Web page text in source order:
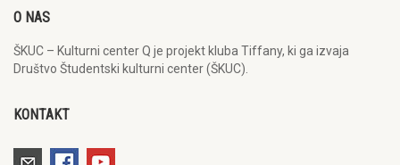
O NAS
ŠKUC – Kulturni center Q je projekt kluba Tiffany, ki ga izvaja
Društvo Študentski kulturni center (ŠKUC).
KONTAKT